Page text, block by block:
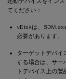
てください：
vDiskは、
必要があります。
ターゲットデバイ
する場合は、サー
トデバイス上の